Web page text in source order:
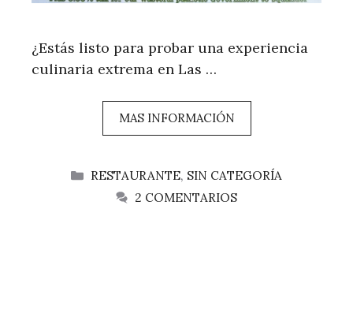
¿Estás listo para probar una experiencia
culinaria extrema en Las …
MAS INFORMACIÓN
CATEGORÍAS
RESTAURANTE, SIN CATEGORÍA
2 COMENTARIOS